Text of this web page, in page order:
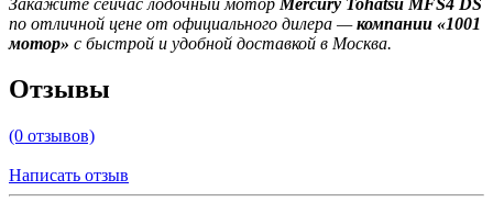
по отличной цене от официального дилера —компании «1001
мотор» с быстрой и удобной доставкой в Москва.
Отзывы
(0 отзывов)
Написать отзыв